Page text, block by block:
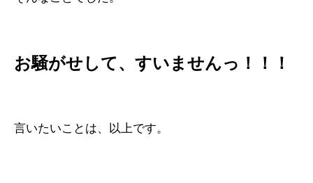
お騒がせして、すいませんっ！！！
言いたいことは、以上です。